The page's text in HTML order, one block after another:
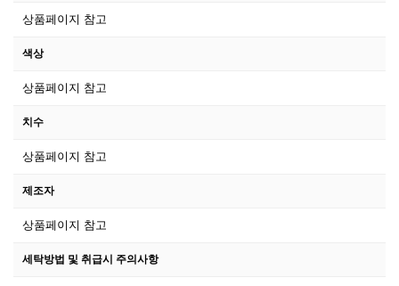
상품페이지 참고
색상
상품페이지 참고
치수
상품페이지 참고
제조자
상품페이지 참고
세탁방법 및 취급시 주의사항